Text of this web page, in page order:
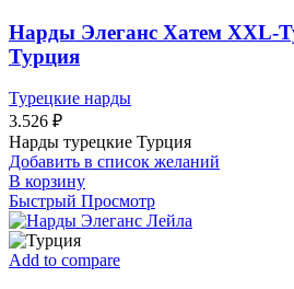
Нарды Элеганс Хатем XXL-
Турция
Турецкие нарды
3.526 ₽
Нарды турецкие Турция
Добавить в список желаний
В корзину
Быстрый Просмотр
Add to compare